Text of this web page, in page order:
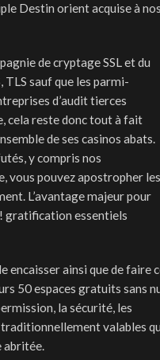
Destin orient acquise à nos
de cryptage SSL et du
TLS sauf que les parmi-
d’audit tierces
cela reste donc tout à fait
de ses casinos abats.
y compris nos
vous pouvez apostropher les
L’avantage majeur pour
gratification essentiels
encaisser ainsi que de faire
50 espaces gratuits sans
la sécurité, les
traditionnellement valables
abritée.